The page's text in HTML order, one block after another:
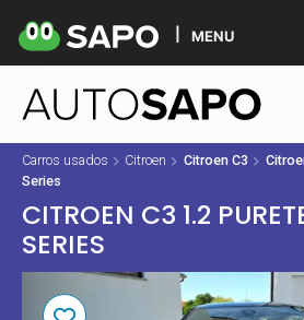
MENU
Carros usados Citroen Citroen C3
Series
CITROEN C3 1.2
SERIES